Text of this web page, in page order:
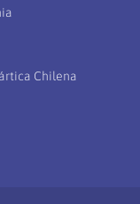
Chilena